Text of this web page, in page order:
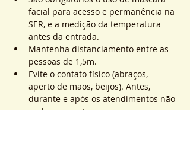
facial para acesso e permanência na
SER, e a medição da temperatura
antes da entrada.
Mantenha distanciamento entre as
pessoas de 1,5m.
Evite o contato físico (abraços,
aperto de mãos, beijos). Antes,
durante e após os atendimentos não
realizaremos toques.